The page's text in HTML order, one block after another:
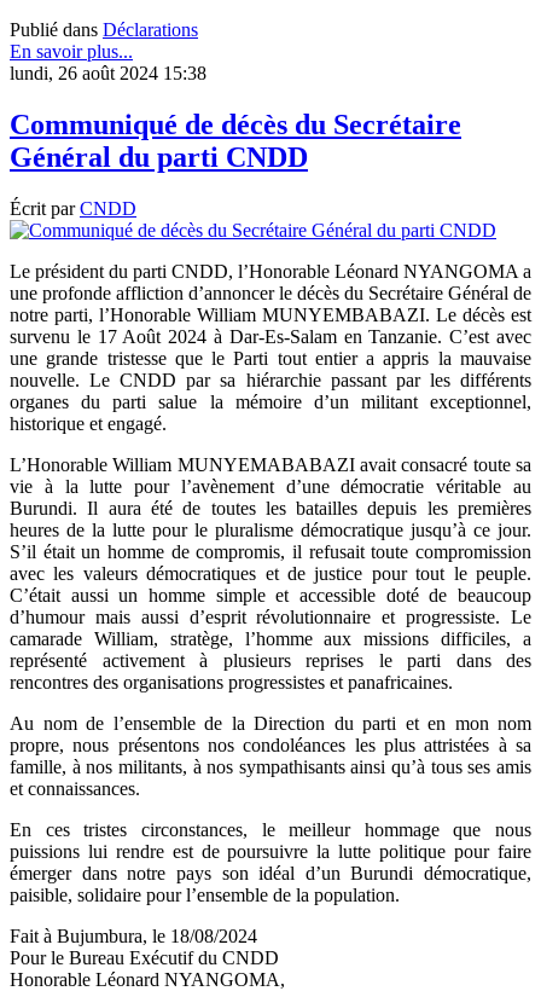
Publié dans Déclarations
En savoir plus...
lundi, 26 août 2024 15:38
Communiqué de décès du Secrétaire
Général du parti CNDD
Écrit parCNDD
Le président du parti CNDD, l’Honorable Léonard NYANGOMA a
une profonde affliction d’annoncer le décès du Secrétaire Général de
notre parti, l’Honorable William MUNYEMBABAZI. Le décès est
survenu le 17 Août 2024 à Dar-Es-Salam en Tanzanie. C’est avec
une grande tristesse que le Parti tout entier a appris la mauvaise
nouvelle. Le CNDD par sa hiérarchie passant par les différents
organes du parti salue la mémoire d’un militant exceptionnel,
historique et engagé.
L’Honorable William MUNYEMABABAZI avait consacré toute sa
vie à la lutte pour l’avènement d’une démocratie véritable au
Burundi. Il aura été de toutes les batailles depuis les premières
heures de la lutte pour le pluralisme démocratique jusqu’à ce jour.
S’il était un homme de compromis, il refusait toute compromission
avec les valeurs démocratiques et de justice pour tout le peuple.
C’était aussi un homme simple et accessible doté de beaucoup
d’humour mais aussi d’esprit révolutionnaire et progressiste. Le
camarade William, stratège, l’homme aux missions difficiles, a
représenté activement à plusieurs reprises le parti dans des
rencontres des organisations progressistes et panafricaines.
Au nom de l’ensemble de la Direction du parti et en mon nom
propre, nous présentons nos condoléances les plus attristées à sa
famille, à nos militants, à nos sympathisants ainsi qu’à tous ses amis
et connaissances.
En ces tristes circonstances, le meilleur hommage que nous
puissions lui rendre est de poursuivre la lutte politique pour faire
émerger dans notre pays son idéal d’un Burundi démocratique,
paisible, solidaire pour l’ensemble de la population.
Fait à Bujumbura, le 18/08/2024
Pour le Bureau Exécutif du CNDD
Honorable Léonard NYANGOMA,